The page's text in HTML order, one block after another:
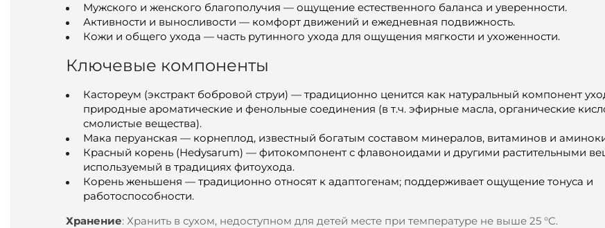
Мужского и женского благополучия — ощущение естественного баланса и уверенности.
Активности и выносливости — комфорт движений и ежедневная подвижность.
Кожи и общего ухода — часть рутинного ухода для ощущения мягкости и ухоженности.
Ключевые компоненты
Кастореум (экстракт бобровой струи) — традиционно ценится как натуральный компонент
природные ароматические и фенольные соединения (в т.ч. эфирные масла, органические
смолистые вещества).
Мака перуанская — корнеплод, известный богатым составом минералов, витаминов и
Красный корень (Hedysarum) — фитокомпонент с флавоноидами и другими растительными
используемый в традициях фитоухода.
Корень женьшеня — традиционно относят к адаптогенам; поддерживает ощущение тонуса и
работоспособности.
Хранение: Хранить в сухом, недоступном для детей месте при температуре не выше 25 °C.